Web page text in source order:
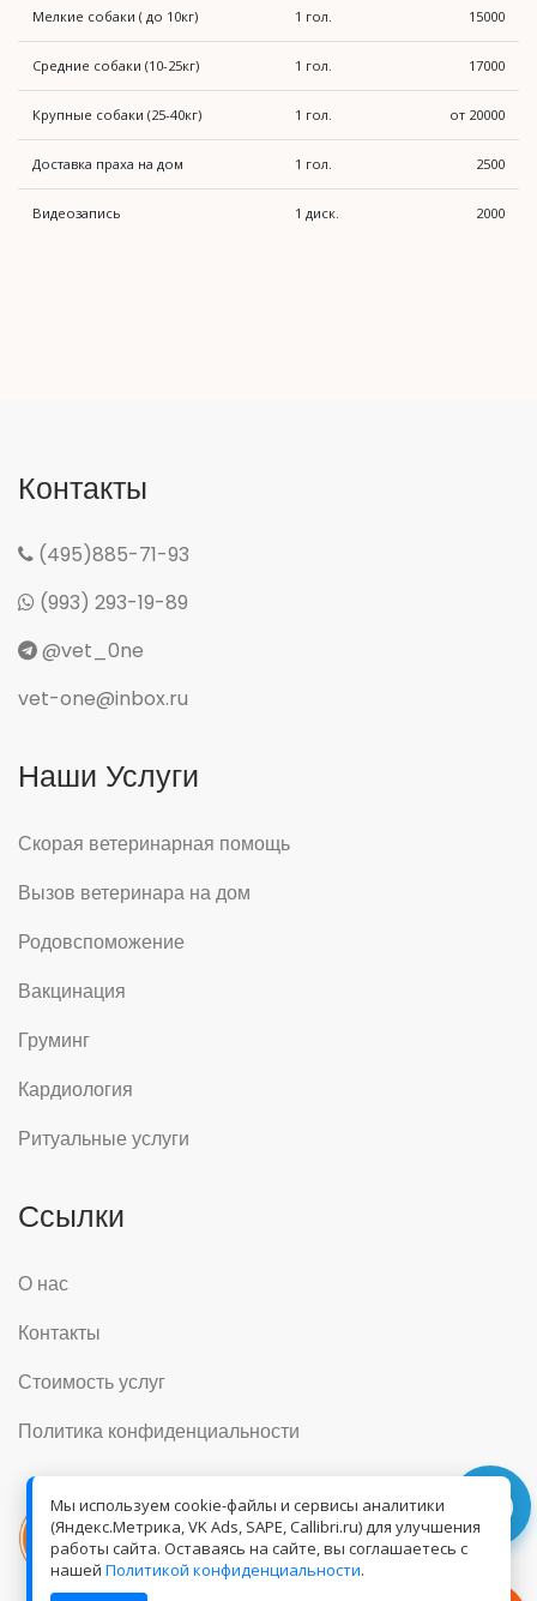
Мелкие собаки ( до 10кг) 1 гол. 15000
Средние собаки (10-25кг) 1 гол. 17000
Крупные собаки (25-40кг) 1 гол. от 20000
Доставка праха на дом 1 гол. 2500
Видеозапись 1 диск. 2000
Мы используем cookie-файлы и сервисы аналитики
(Яндекс.Метрика, VK Ads, SAPE, Callibri.ru) для улучшения
работы сайта. Оставаясь на сайте, вы соглашаетесь с
нашейПолитикой конфиденциальности.
Контакты
(495)885-71-93
(993) 293-19-89
@vet_0ne
vet-one@inbox.ru
Наши Услуги
Скорая ветеринарная помощь
Вызов ветеринара на дом
Родовспоможение
Вакцинация
Груминг
Кардиология
Ритуальные услуги
Ссылки
О нас
Контакты
Стоимость услуг
Политика конфиденциальности